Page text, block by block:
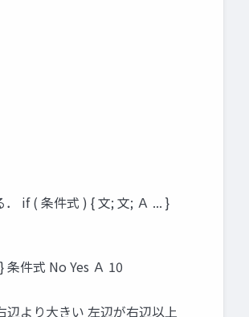
if ( 条件式 ) { 文; 文; Ａ ... }
件式 No Yes Ａ 10
より大きい 左辺が右辺以上